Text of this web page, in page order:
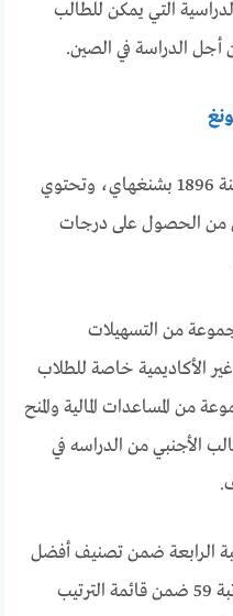
التي يمكن للطالب
أجل الدراسة في الصين.
أنشئت هذه الجامعة سنة 1896 بشنغهاي، وتحتوي
من الحصول على درجات
من التسهيلات
الأكاديمية خاصة للطلاب
من المساعدات المالية والمنح
الأجنبي من الدراسه في
الرابعة ضمن تصنيف أفضل
الجامعات الصينية والمرتبة 59 ضمن قائمة الترتيب